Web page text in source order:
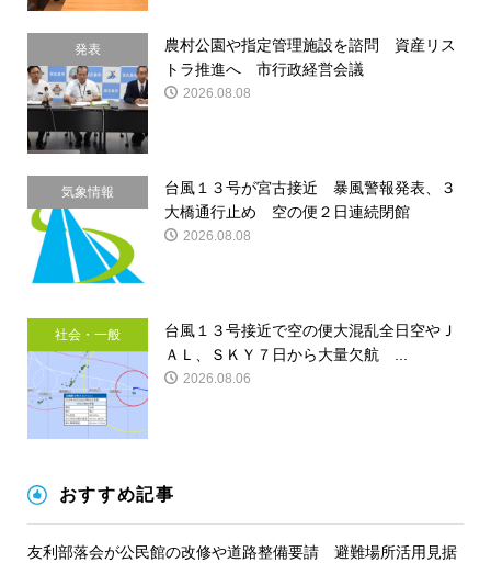
発表
農村公園や指定管理施設を諮問 資産リス
トラ推進へ 市行政経営会議
2026.08.08
気象情報
台風１３号が宮古接近 暴風警報発表、３
大橋通行止め 空の便２日連続閉館
2026.08.08
社会・一般
台風１３号接近で空の便大混乱全日空やＪ
ＡＬ、ＳＫＹ７日から大量欠航 ...
2026.08.06
おすすめ記事
友利部落会が公民館の改修や道路整備要請 避難場所活用見据